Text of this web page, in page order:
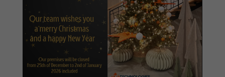
Statistiques
Afin de vous
proposer des
évolutions et